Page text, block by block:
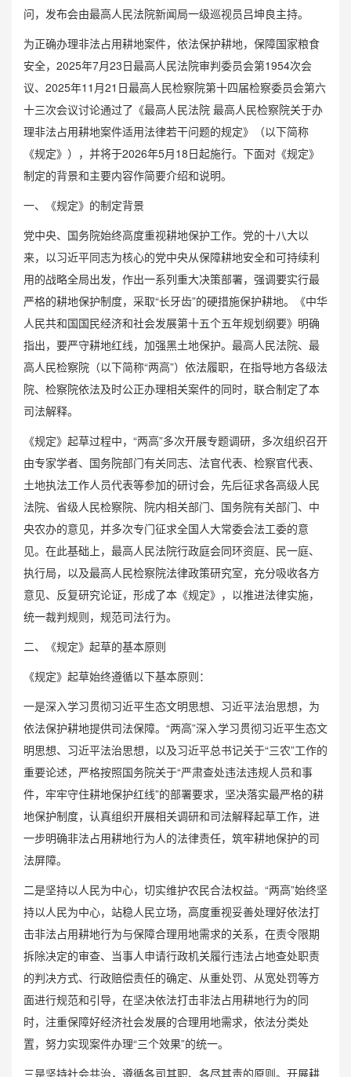
问，发布会由最高人民法院新闻局一级巡视员吕坤良主持。
为正确办理非法占用耕地案件，依法保护耕地，保障国家粮食
安全，2025年7月23日最高人民法院审判委员会第1954次会
议、2025年11月21日最高人民检察院第十四届检察委员会第六
十三次会议讨论通过了《最高人民法院 最高人民检察院关于办
理非法占用耕地案件适用法律若干问题的规定》（以下简称
《规定》），并将于2026年5月18日起施行。下面对《规定》
制定的背景和主要内容作简要介绍和说明。
一、《规定》的制定背景
党中央、国务院始终高度重视耕地保护工作。党的十八大以
来，以习近平同志为核心的党中央从保障耕地安全和可持续利
用的战略全局出发，作出一系列重大决策部署，强调要实行最
严格的耕地保护制度，采取“长牙齿”的硬措施保护耕地。《中华
人民共和国国民经济和社会发展第十五个五年规划纲要》明确
指出，要严守耕地红线，加强黑土地保护。最高人民法院、最
高人民检察院（以下简称“两高”）依法履职，在指导地方各级法
院、检察院依法及时公正办理相关案件的同时，联合制定了本
司法解释。
《规定》起草过程中，“两高”多次开展专题调研，多次组织召开
由专家学者、国务院部门有关同志、法官代表、检察官代表、
土地执法工作人员代表等参加的研讨会，先后征求各高级人民
法院、省级人民检察院、院内相关部门、国务院有关部门、中
央农办的意见，并多次专门征求全国人大常委会法工委的意
见。在此基础上，最高人民法院行政庭会同环资庭、民一庭、
执行局，以及最高人民检察院法律政策研究室，充分吸收各方
意见、反复研究论证，形成了本《规定》，以推进法律实施，
统一裁判规则，规范司法行为。
二、《规定》起草的基本原则
《规定》起草始终遵循以下基本原则：
一是深入学习贯彻习近平生态文明思想、习近平法治思想，为
依法保护耕地提供司法保障。“两高”深入学习贯彻习近平生态文
明思想、习近平法治思想，以及习近平总书记关于“三农”工作的
重要论述，严格按照国务院关于“严肃查处违法违规人员和事
件，牢牢守住耕地保护红线”的部署要求，坚决落实最严格的耕
地保护制度，认真组织开展相关调研和司法解释起草工作，进
一步明确非法占用耕地行为人的法律责任，筑牢耕地保护的司
法屏障。
二是坚持以人民为中心，切实维护农民合法权益。“两高”始终坚
持以人民为中心，站稳人民立场，高度重视妥善处理好依法打
击非法占用耕地行为与保障合理用地需求的关系，在责令限期
拆除决定的审查、当事人申请行政机关履行违法占地查处职责
的判决方式、行政赔偿责任的确定、从重处罚、从宽处罚等方
面进行规范和引导，在坚决依法打击非法占用耕地行为的同
时，注重保障好经济社会发展的合理用地需求，依法分类处
置，努力实现案件办理“三个效果”的统一。
三是坚持社会共治，遵循各司其职、各尽其责的原则。开展耕